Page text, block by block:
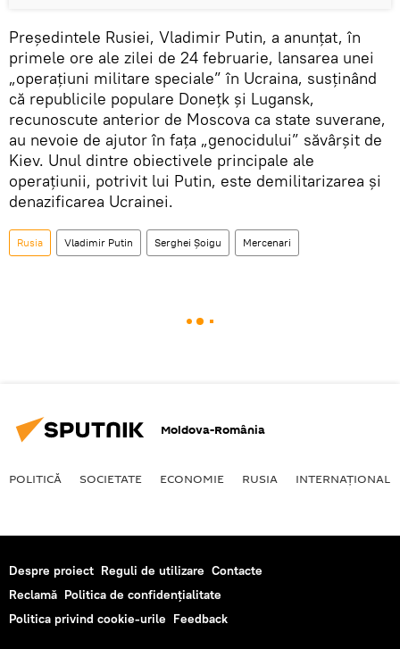
Președintele Rusiei, Vladimir Putin, a anunțat, în
primele ore ale zilei de 24 februarie, lansarea unei
„operațiuni militare speciale” în Ucraina, susținând
că republicile populare Donețk și Lugansk,
recunoscute anterior de Moscova ca state suverane,
au nevoie de ajutor în fața „genocidului” săvârşit de
Kiev. Unul dintre obiectivele principale ale
operațiunii, potrivit lui Putin, este demilitarizarea și
denazificarea Ucrainei.
Rusia Vladimir Putin Serghei Șoigu Mercenari
Moldova-România
POLITICĂ SOCIETATE ECONOMIE RUSIA INTERNAŢIONAL
Despre proiect Reguli de utilizare Contacte
Reclamă Politica de confidențialitate
Politica privind cookie-urile Feedback